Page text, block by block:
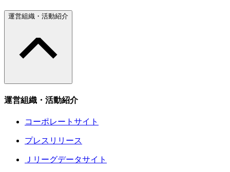
運営組織・活動紹介
運営組織・活動紹介
コーポレートサイト
プレスリリース
Ｊリーグデータサイト